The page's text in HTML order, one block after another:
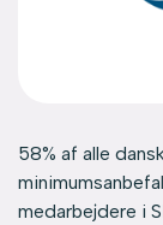
58% af alle
medarbejdere i